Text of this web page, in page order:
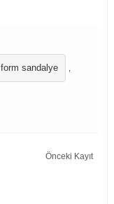
form sandalye
Önceki Kayıt